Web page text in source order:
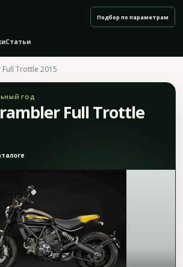
Статьи
Подбор по параметрам
Full Trottle 2015
ГОД
Full Trottle